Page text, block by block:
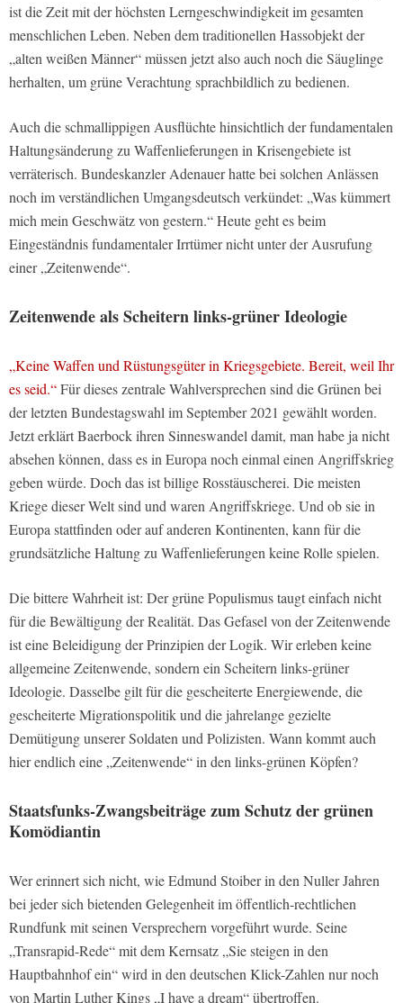
ist die Zeit mit der höchsten Lerngeschwindigkeit im gesamten
menschlichen Leben. Neben dem traditionellen Hassobjekt der
„alten weißen Männer“ müssen jetzt also auch noch die Säuglinge
herhalten, um grüne Verachtung sprachbildlich zu bedienen.
Auch die schmallippigen Ausflüchte hinsichtlich der fundamentalen
Haltungsänderung zu Waffenlieferungen in Krisengebiete ist
verräterisch. Bundeskanzler Adenauer hatte bei solchen Anlässen
noch im verständlichen Umgangsdeutsch verkündet: „Was kümmert
mich mein Geschwätz von gestern.“ Heute geht es beim
Eingeständnis fundamentaler Irrtümer nicht unter der Ausrufung
einer „Zeitenwende“.
Zeitenwende als Scheitern links-grüner Ideologie
„Keine Waffen und Rüstungsgüter in Kriegsgebiete. Bereit, weil Ihr
es seid.“Für dieses zentrale Wahlversprechen sind die Grünen bei
der letzten Bundestagswahl im September 2021 gewählt worden.
Jetzt erklärt Baerbock ihren Sinneswandel damit, man habe ja nicht
absehen können, dass es in Europa noch einmal einen Angriffskrieg
geben würde. Doch das ist billige Rosstäuscherei. Die meisten
Kriege dieser Welt sind und waren Angriffskriege. Und ob sie in
Europa stattfinden oder auf anderen Kontinenten, kann für die
grundsätzliche Haltung zu Waffenlieferungen keine Rolle spielen.
Die bittere Wahrheit ist: Der grüne Populismus taugt einfach nicht
für die Bewältigung der Realität. Das Gefasel von der Zeitenwende
ist eine Beleidigung der Prinzipien der Logik. Wir erleben keine
allgemeine Zeitenwende, sondern ein Scheitern links-grüner
Ideologie. Dasselbe gilt für die gescheiterte Energiewende, die
gescheiterte Migrationspolitik und die jahrelange gezielte
Demütigung unserer Soldaten und Polizisten. Wann kommt auch
hier endlich eine „Zeitenwende“ in den links-grünen Köpfen?
Staatsfunks-Zwangsbeiträge zum Schutz der grünen
Komödiantin
Wer erinnert sich nicht, wie Edmund Stoiber in den Nuller Jahren
bei jeder sich bietenden Gelegenheit im öffentlich-rechtlichen
Rundfunk mit seinen Versprechern vorgeführt wurde. Seine
„Transrapid-Rede“ mit dem Kernsatz „Sie steigen in den
Hauptbahnhof ein“ wird in den deutschen Klick-Zahlen nur noch
von Martin Luther Kings „I have a dream“ übertroffen.